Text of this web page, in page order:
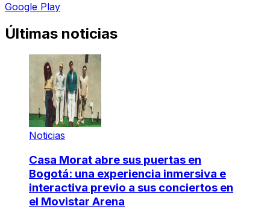
Google Play
Últimas noticias
Noticias
Casa Morat abre sus puertas en
Bogotá: una experiencia inmersiva e
interactiva previo a sus conciertos en
el Movistar Arena